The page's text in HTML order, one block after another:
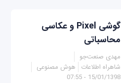
گوشی Pixel و عکاسی
محاسباتی
مهدی صنعت‌جو
شاهراه اطلاعات
هوش مصنوعی
15/01/1398 - 07:55